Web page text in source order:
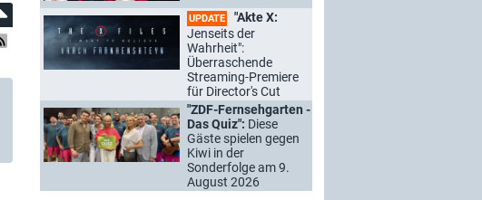
UPDATE
"Akte X:
Jenseits der
Wahrheit":
Überraschende
Streaming-Premiere
für Director's Cut
"ZDF-Fernsehgarten -
Das Quiz": Diese
Gäste spielen gegen
Kiwi in der
Sonderfolge am 9.
August 2026